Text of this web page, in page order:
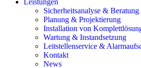
Leistungen
Sicherheitsanalyse & Beratung
Planung & Projektierung​
Installation von
Wartung & Instandsetzung
Leitstellenservice &
Kontakt
News